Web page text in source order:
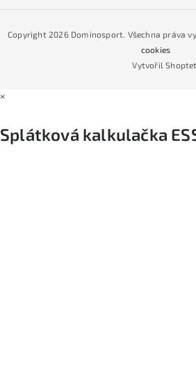
Podmínky nákupu na splátky ESSOX
Vytvořil Shoptet
Copyright 2026 Dominosport. Všechna práva
cookies
×
Splátková kalkulačka